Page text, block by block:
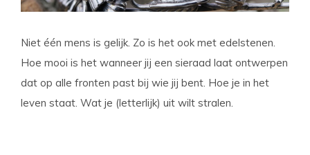
Niet één mens is gelijk. Zo is het ook met edelstenen.
Hoe mooi is het wanneer jij een sieraad laat ontwerpen
dat op alle fronten past bij wie jij bent. Hoe je in het
leven staat. Wat je (letterlijk) uit wilt stralen.